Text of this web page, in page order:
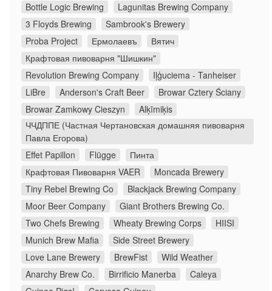
Bottle Logic Brewing
Lagunitas Brewing Company
3 Floyds Brewing
Sambrook's Brewery
Proba Project
Ермолаевъ
Вятич
Крафтовая пивоварня "Шишкин"
Revolution Brewing Company
Iļģuciema - Tanheiser
LiBre
Anderson's Craft Beer
Browar Cztery Ściany
Browar Zamkowy Cieszyn
Alķīmiķis
ЧЧДППЕ (Частная Чертановская домашняя пивоварня
Павла Егорова)
Effet Papillon
Flügge
Пинта
Крафтовая Пивоварня VAER
Moncada Brewery
Tiny Rebel Brewing Co
Blackjack Brewing Company
Moor Beer Company
Giant Brothers Brewing Co.
Two Chefs Brewing
Wheaty Brewing Corps
HIISI
Munich Brew Mafia
Side Street Brewery
Love Lane Brewery
BrewFist
Wild Weather
Anarchy Brew Co.
Birrificio Manerba
Caleya